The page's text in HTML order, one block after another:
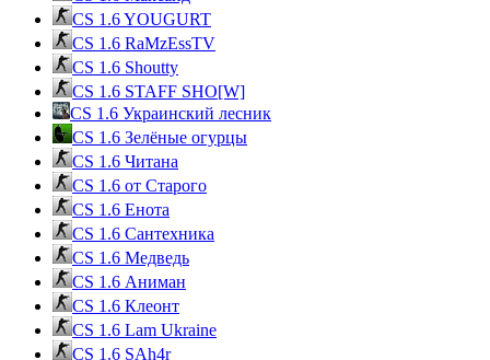
CS 1.6 YOUGURT
CS 1.6 RaMzEssTV
CS 1.6 Shoutty
CS 1.6 STAFF SHO[W]
CS 1.6 Украинский лесник
CS 1.6 Зелёные огурцы
CS 1.6 Читана
CS 1.6 от Cтарого
CS 1.6 Енота
CS 1.6 Сантехника
CS 1.6 Медведь
CS 1.6 Аниман
CS 1.6 Клеонт
CS 1.6 Lam Ukraine
CS 1.6 SAh4r